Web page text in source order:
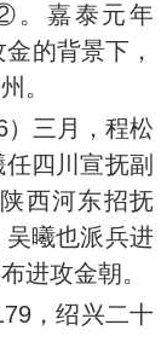
。嘉泰元年
的背景下，
。
三月，程松
四川宣抚副
西河东招抚
曦也派兵进
进攻金朝。
，绍兴二十